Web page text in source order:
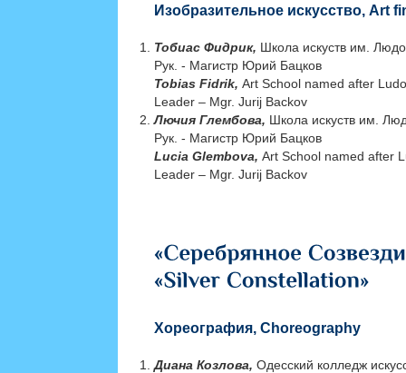
Изобразительное искусство, Art
Тобиас Фидрик, Школа искуств им.
Рук. - Магистр Юрий Бацков
Tobias Fidrik, Art School named after
Leader – Mgr. Jurij Backov
Лючия Глембова, Школа искуств им.
Рук. - Магистр Юрий Бацков
Lucia Glembova, Art School named after
Leader – Mgr. Jurij Backov
Хореография, Choreography
Диана Козлова, Одесский колледж